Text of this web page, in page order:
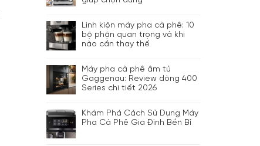
Linh kiện máy pha cà phê: 10
bộ phận quan trọng và khi
nào cần thay thế
Máy pha cà phê âm tủ
Gaggenau: Review dòng 400
Series chi tiết 2026
Khám Phá Cách Sử Dụng Máy
Pha Cà Phê Gia Đình Bền Bỉ